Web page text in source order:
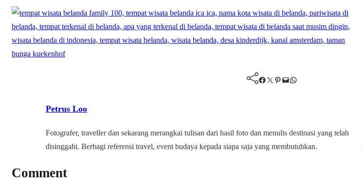
Facebook Twitter Pinterest Mail WhatsApp
Petrus Loo
Fotografer, traveller dan sekarang merangkai tulisan dari hasil foto dan menulis destinasi yang telah
disinggahi. Berbagi referensi travel, event budaya kepada siapa saja yang membutuhkan.
Comment